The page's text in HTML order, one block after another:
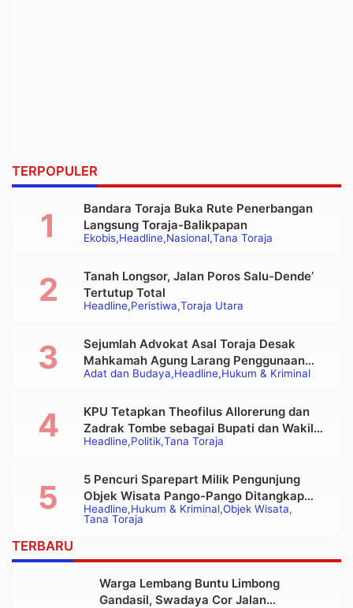
TERPOPULER
Ekobis Headline Nasional Tana Toraja
Bandara Toraja Buka Rute Penerbangan
Langsung Toraja-Balikpapan
Headline Peristiwa Toraja Utara
Tanah Longsor, Jalan Poros Salu-Dende’
Tertutup Total
Adat dan Budaya Headline Hukum & Kriminal
Sejumlah Advokat Asal Toraja Desak
Mahkamah Agung Larang Penggunaan
Alat Berat pada Eksekusi Rumah Adat
Headline Politik Tana Toraja
KPU Tetapkan Theofilus Allorerung dan
Zadrak Tombe sebagai Bupati dan Wakil
Bupati Tana Toraja Terpilih
Headline Hukum & Kriminal Objek Wisata
Tana Toraja
5 Pencuri Sparepart Milik Pengunjung
Objek Wisata Pango-Pango Ditangkap
Polisi
TERBARU
Warga Lembang Buntu Limbong
Gandasil, Swadaya Cor Jalan